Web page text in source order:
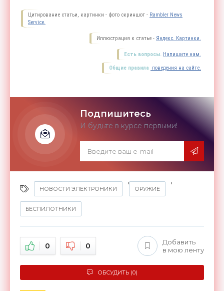
Цитирование статьи, картинки - фото скриншот - Rambler News
Service.
Иллюстрация к статье - Яндекс. Картинки.
Есть вопросы. Напишите нам.
Общие правила поведения на сайте.
Подпишитесь
И будьте в курсе первыми!
НОВОСТИ ЭЛЕКТРОНИКИ
,
ОРУЖИЕ
,
БЕСПИЛОТНИКИ
0 0
Добавить
в мою ленту
ОБСУДИТЬ (0)